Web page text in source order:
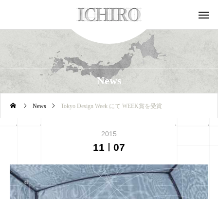
News
News Tokyo Design Week にて WEEK賞を受賞
2015
11 07